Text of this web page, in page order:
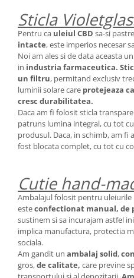
Sticla
Pentru ca uleiul CBD sa-si
intacte, este imperios necesar
Noi am ales si de data aceasta
in industria farmaceutica.
un filtru, permitand exclusiv
luminii solare care protejeaza
cresc durabilitatea.
Daca am fi folosit sticla
patruns lumina integral, cu tot
produsul. Daca, in schimb, am fi
fost blocata complet, cu tot cu
Cutie hand-
Ambalajul folosit pentru uleiurile
esteconfectionat manual, de
sustinem si sa incurajam astfel
implica manufactura, protectia
sociala.
Am gandit un ambalaj solid,
gros,de calitate, care previne